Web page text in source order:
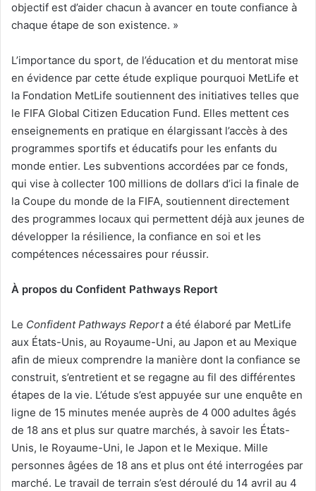
objectif est d’aider chacun à avancer en toute confiance à
chaque étape de son existence. »
L’importance du sport, de l’éducation et du mentorat mise
en évidence par cette étude explique pourquoi MetLife et
la Fondation MetLife soutiennent des initiatives telles que
le FIFA Global Citizen Education Fund. Elles mettent ces
enseignements en pratique en élargissant l’accès à des
programmes sportifs et éducatifs pour les enfants du
monde entier. Les subventions accordées par ce fonds,
qui vise à collecter 100 millions de dollars d’ici la finale de
la Coupe du monde de la FIFA, soutiennent directement
des programmes locaux qui permettent déjà aux jeunes de
développer la résilience, la confiance en soi et les
compétences nécessaires pour réussir.
À propos du Confident Pathways Report
Le Confident Pathways Reporta été élaboré par MetLife
aux États-Unis, au Royaume-Uni, au Japon et au Mexique
afin de mieux comprendre la manière dont la confiance se
construit, s’entretient et se regagne au fil des différentes
étapes de la vie. L’étude s’est appuyée sur une enquête en
ligne de 15 minutes menée auprès de 4 000 adultes âgés
de 18 ans et plus sur quatre marchés, à savoir les États-
Unis, le Royaume-Uni, le Japon et le Mexique. Mille
personnes âgées de 18 ans et plus ont été interrogées par
marché. Le travail de terrain s’est déroulé du 14 avril au 4